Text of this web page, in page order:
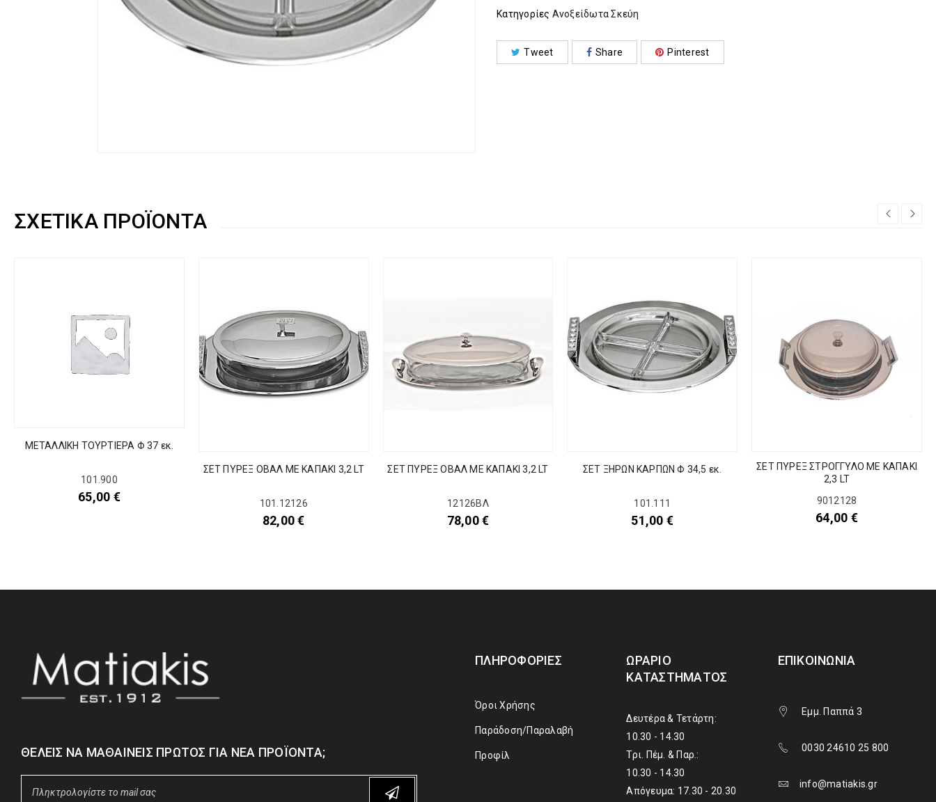
Κατηγορίες Ανοξείδωτα Σκεύη
Tweet Share Pinterest
ΣΧΕΤΙΚΆ ΠΡΟΪΌΝΤΑ
ΜΕΤΑΛΛΙΚΗ ΤΟΥΡΤΙΕΡΑ Φ 37 εκ.
101.900
65,00 €
ΣΕΤ ΠΥΡΕΞ ΟΒΑΛ ΜΕ ΚΑΠΑΚΙ 3,2 LT
101.12126
82,00€
ΣΕΤ ΠΥΡΕΞ ΟΒΑΛ ΜΕ ΚΑΠΑΚΙ 3,2 LT
12126ΒΛ
78,00€
ΣΕΤ ΞΗΡΩΝ ΚΑΡΠΩΝ Φ 34,5 εκ.
101.111
51,00 €
ΣΕΤ ΠΥΡΕΞ ΣΤΡΟΓΓΥΛΟ ΜΕ ΚΑΠΑΚΙ
2,3 LT
9012128
64,00 €
ΘΈΛΕΙΣ ΝΑ ΜΑΘΑΊΝΕΙΣ ΠΡΏΤΟΣ ΓΙΑ ΝΈΑ ΠΡΟΪΌΝΤΑ;
ΠΛΗΡΟΦΟΡΊΕΣ
Όροι Χρήσης
Παράδοση/Παραλαβή
Προφίλ
ΩΡΆΡΙΟ
ΚΑΤΑΣΤΉΜΑΤΟΣ
Δευτέρα & Τετάρτη:
10.30 - 14.30
Τρι. Πέμ. & Παρ.:
10.30 - 14.30
Απόγευμα: 17.30 - 20.30
ΕΠΙΚΟΙΝΩΝΊΑ
Εμμ. Παππά 3
0030 24610 25 800
info@matiakis.gr